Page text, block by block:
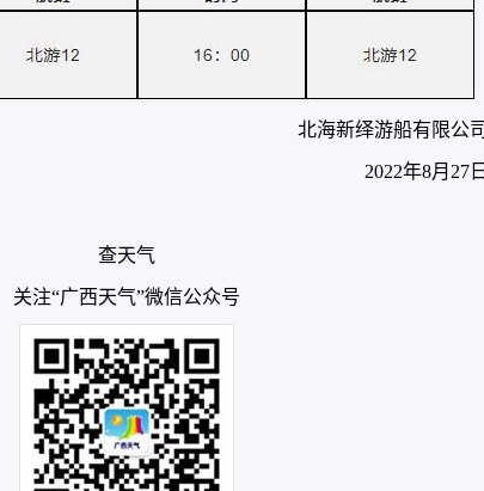
北海新绎游船有限公司
2022年8月27日
查天气
关注“广西天气”微信公众号